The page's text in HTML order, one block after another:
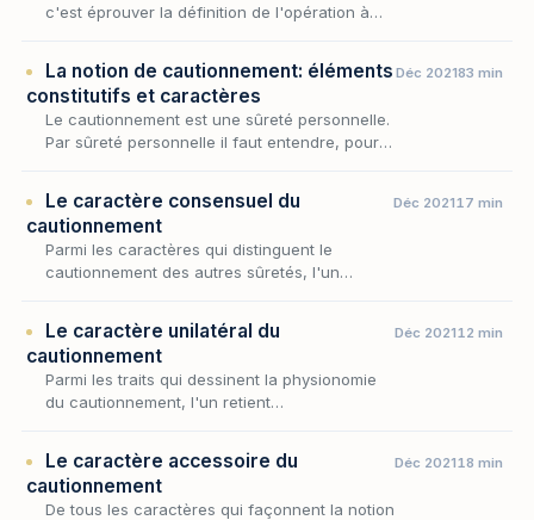
c'est éprouver la définition de l'opération à
l'adjonction d'u…
La notion de cautionnement: éléments
constitutifs et caractères
Le cautionnement est une sûreté personnelle.
Par sûreté personnelle il faut entendre, pour
disp…
Déc 202183 min
Le caractère consensuel du
cautionnement
Parmi les caractères qui distinguent le
cautionnement des autres sûretés, l'un
accord de v…
Déc 202117 min
Le caractère unilatéral du
cautionnement
Parmi les traits qui dessinent la physionomie
du cautionnement, l'un retient
contrepartie d…
Déc 202112 min
Le caractère accessoire du
cautionnement
De tous les caractères qui façonnent la notion
Déc 202118 min